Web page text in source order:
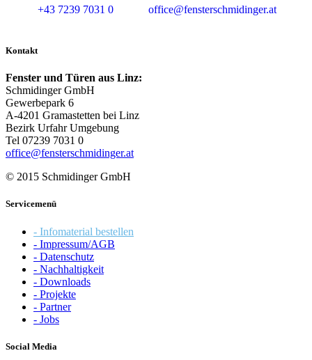
+43 7239 7031 0 office@fensterschmidinger.at
Kontakt
Fenster und Türen aus Linz:
Schmidinger GmbH
Gewerbepark 6
A-4201 Gramastetten bei Linz
Bezirk Urfahr Umgebung
Tel 07239 7031 0
office@fensterschmidinger.at
© 2015 Schmidinger GmbH
Servicemenü
- Infomaterial bestellen
- Impressum/AGB
- Datenschutz
- Nachhaltigkeit
- Downloads
- Projekte
- Partner
- Jobs
Social Media